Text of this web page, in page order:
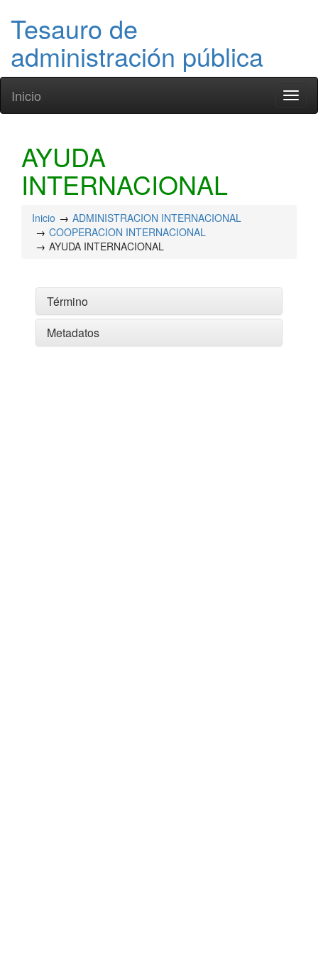
Tesauro de
administración pública
Inicio
AYUDA
INTERNACIONAL
Inicio
ADMINISTRACION INTERNACIONAL
COOPERACION INTERNACIONAL
AYUDA INTERNACIONAL
Término
Metadatos